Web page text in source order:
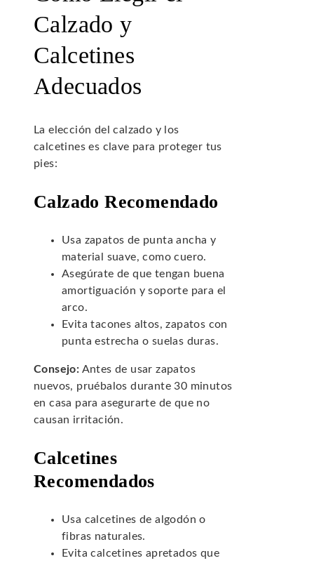
Calzado y
Calcetines
Adecuados
La elección del calzado y los
calcetines es clave para proteger tus
pies:
Calzado Recomendado
Usa zapatos de punta ancha y
material suave, como cuero.
Asegúrate de que tengan buena
amortiguación y soporte para el
arco.
Evita tacones altos, zapatos con
punta estrecha o suelas duras.
Consejo: Antes de usar zapatos
nuevos, pruébalos durante 30 minutos
en casa para asegurarte de que no
causan irritación.
Calcetines
Recomendados
Usa calcetines de algodón o
fibras naturales.
Evita calcetines apretados que